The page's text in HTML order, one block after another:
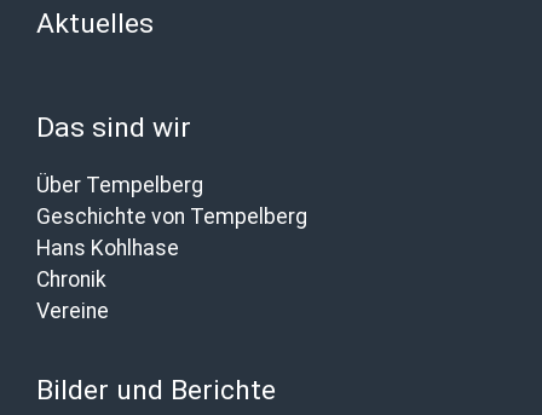
Aktuelles
Das sind wir
Über Tempelberg
Geschichte von Tempelberg
Hans Kohlhase
Chronik
Vereine
Bilder und Berichte